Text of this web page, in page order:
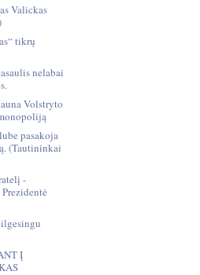
Valickas
tikrų
nelabai
Volstryto
pasakoja
(Tautininkai
-
Į